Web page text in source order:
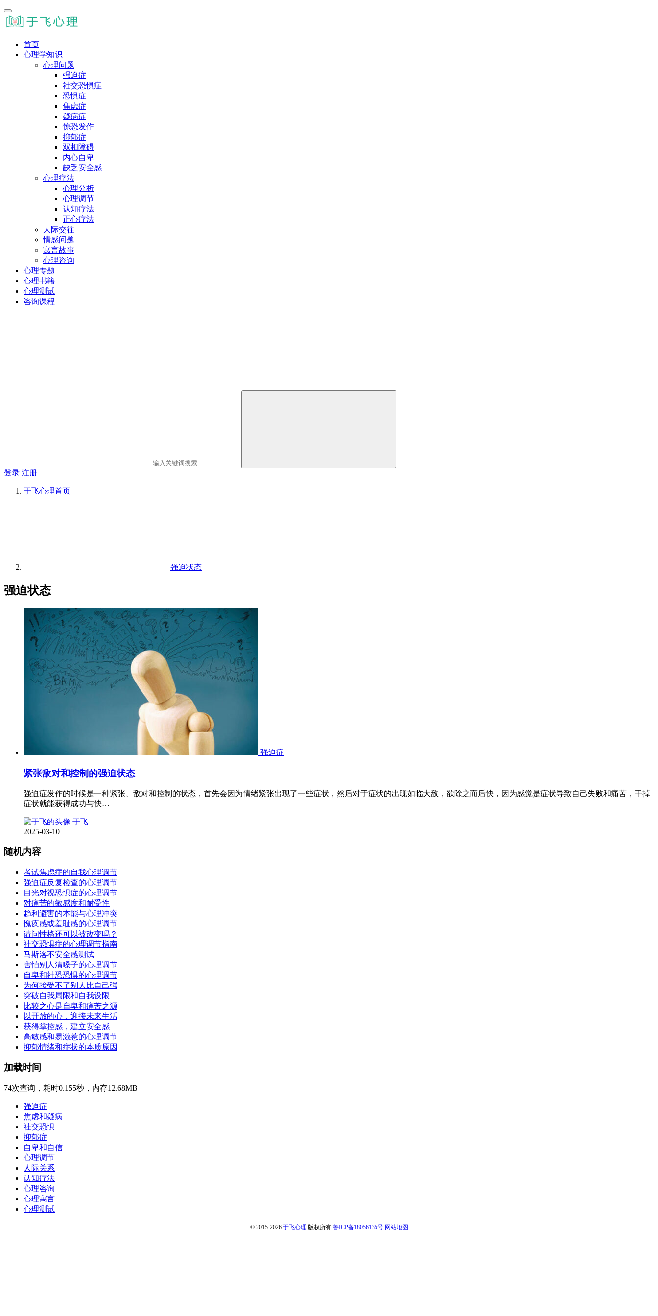
首页
心理学知识
心理问题
强迫症
社交恐惧症
恐惧症
焦虑症
疑病症
惊恐发作
抑郁症
双相障碍
内心自卑
缺乏安全感
心理疗法
心理分析
心理调节
认知疗法
正心疗法
人际交往
情感问题
寓言故事
心理咨询
心理专题
心理书籍
心理测试
咨询课程
登录 注册
于飞心理首页
强迫状态
强迫状态
强迫症
紧张敌对和控制的强迫状态
强迫症发作的时候是一种紧张、敌对和控制的状态，首先会因为情绪紧张出现了一些症状，然后对于症状的出现如临大敌，欲除之而后快，因为感觉是症状导致自己失败和痛苦，干掉
症状就能获得成功与快…
于飞
2025-03-10
随机内容
考试焦虑症的自我心理调节
强迫症反复检查的心理调节
目光对视恐惧症的心理调节
对痛苦的敏感度和耐受性
趋利避害的本能与心理冲突
愧疚感或羞耻感的心理调节
请问性格还可以被改变吗？
社交恐惧症的心理调节指南
马斯洛不安全感测试
害怕别人清嗓子的心理调节
自卑和社恐恐惧的心理调节
为何接受不了别人比自己强
突破自我局限和自我设限
比较之心是自卑和痛苦之源
以开放的心，迎接未来生活
获得掌控感，建立安全感
高敏感和易激惹的心理调节
抑郁情绪和症状的本质原因
加载时间
74次查询，耗时0.155秒，内存12.68MB
强迫症
焦虑和疑病
社交恐惧
抑郁症
自卑和自信
心理调节
人际关系
认知疗法
心理咨询
心理寓言
心理测试
© 2015-2026 于飞心理 版权所有 鲁ICP备18056135号 网站地图